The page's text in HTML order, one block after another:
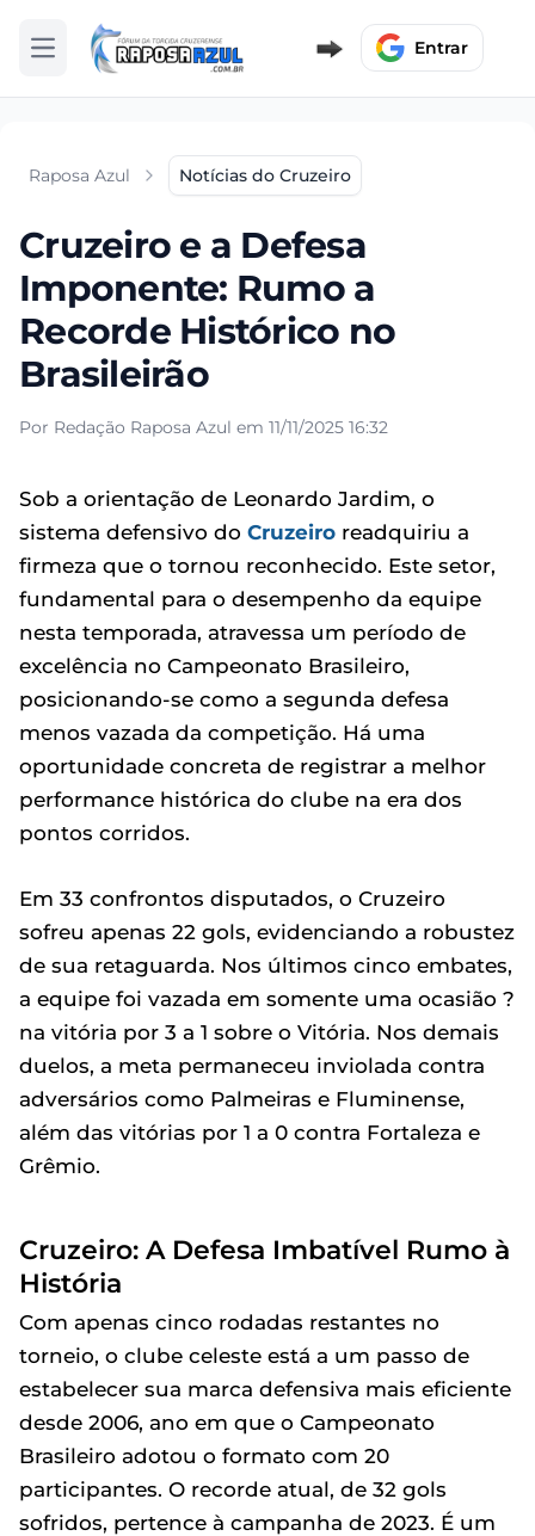
Abrir menu Entrar
Raposa Azul Notícias do Cruzeiro
Cruzeiro e a Defesa
Imponente: Rumo a
Recorde Histórico no
Brasileirão
Por Redação Raposa Azul em 11/11/2025 16:32
Sob a orientação de Leonardo Jardim, o
sistema defensivo do Cruzeiro readquiriu a
firmeza que o tornou reconhecido. Este setor,
fundamental para o desempenho da equipe
nesta temporada, atravessa um período de
excelência no Campeonato Brasileiro,
posicionando-se como a segunda defesa
menos vazada da competição. Há uma
oportunidade concreta de registrar a melhor
performance histórica do clube na era dos
pontos corridos.
Em 33 confrontos disputados, o Cruzeiro
sofreu apenas 22 gols, evidenciando a robustez
de sua retaguarda. Nos últimos cinco embates,
a equipe foi vazada em somente uma ocasião ?
na vitória por 3 a 1 sobre o Vitória. Nos demais
duelos, a meta permaneceu inviolada contra
adversários como Palmeiras e Fluminense,
além das vitórias por 1 a 0 contra Fortaleza e
Grêmio.
Cruzeiro: A Defesa Imbatível Rumo à
História
Com apenas cinco rodadas restantes no
torneio, o clube celeste está a um passo de
estabelecer sua marca defensiva mais eficiente
desde 2006, ano em que o Campeonato
Brasileiro adotou o formato com 20
participantes. O recorde atual, de 32 gols
sofridos, pertence à campanha de 2023. É um